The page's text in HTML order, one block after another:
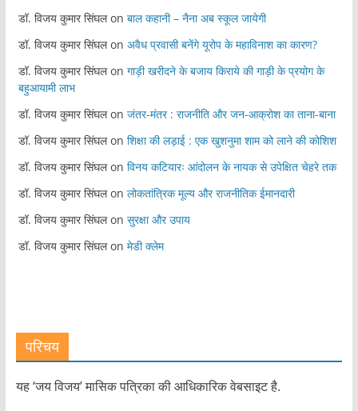
डॉ. विजय कुमार सिंघलon बाल कहानी – नैना अब स्कूल जायेगी
डॉ. विजय कुमार सिंघलon अवैध प्रवासी बनेंगे यूरोप के महाविनाश का कारण?
डॉ. विजय कुमार सिंघलon गाड़ी खरीदने के बजाय किराये की गाड़ी के प्रयोग के
बहुआयामी लाभ
डॉ. विजय कुमार सिंघलon जंतर-मंतर : राजनीति और जन-आक्रोश का ताना-बाना
डॉ. विजय कुमार सिंघलon शिक्षा की लड़ाई : एक खुशनुमा शाम को लाने की कोशिश
डॉ. विजय कुमार सिंघलon विनय कटियारः आंदोलन के नायक से उपेक्षित चेहरे तक
डॉ. विजय कुमार सिंघलon लोकतांत्रिक मूल्य और राजनीतिक ईमानदारी
डॉ. विजय कुमार सिंघलon सुरक्षा और उपाय
डॉ. विजय कुमार सिंघलon मेडी क्लेम
परिचय
यह ‘जय विजय’ मासिक पत्रिका की आधिकारिक वेबसाइट है.